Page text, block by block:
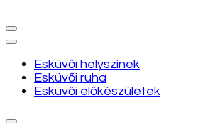
Esküvői helyszínek
Esküvői ruha
Esküvői előkészületek